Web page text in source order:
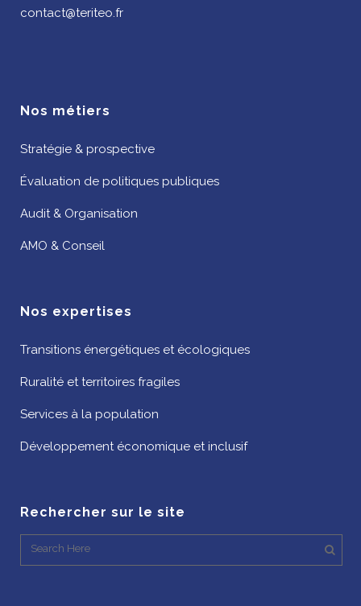
contact@teriteo.fr
Nos métiers
Stratégie & prospective
Évaluation de politiques publiques
Audit & Organisation
AMO & Conseil
Nos expertises
Transitions énergétiques et écologiques
Ruralité et territoires fragiles
Services à la population
Développement économique et inclusif
Rechercher sur le site